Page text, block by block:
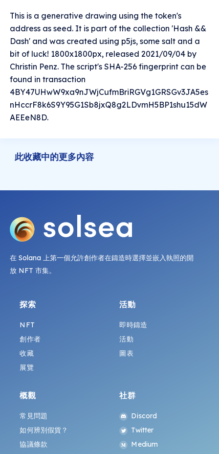
This is a generative drawing using the token's
address as seed. It is part of the collection 'Hash &&
Dash' and was created using p5js, some salt and a
bit of luck! 1800x1800px, released 2021/09/04 by
Christin Penz. The script's SHA-256 fingerprint can be
found in transaction
4BY47UHwW9xa9nJWjCufmBriRGVg1GRSGv3JA5es
nHccrF8k6S9Y95G1Sb8jxQ8g2LDvmH5BP1shu15dW
AEEeN8D.
此收藏中的更多內容
在 Solana 上第一個允許創作者在鑄造時選擇並嵌入執照的開
放 NFT 市集。
探索
NFT
創作者
收藏
展覽
活動
即時鑄造
活動
圖表
概觀
常見問題
如何辨別假貨？
協議條款
社群
Discord
Twitter
Medium